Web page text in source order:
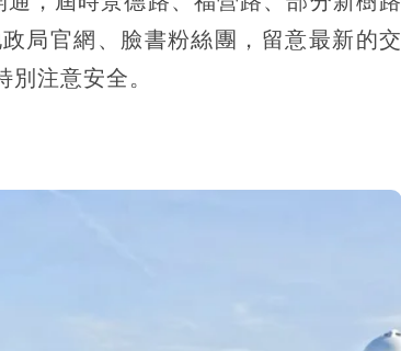
局官網、臉書粉絲團，留意最新的交
注意安全。